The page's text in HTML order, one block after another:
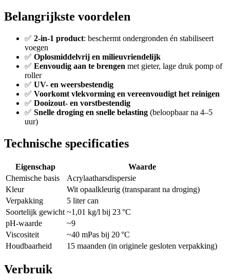
Belangrijkste voordelen
✅ 2-in-1 product: beschermt ondergronden én stabiliseert
voegen
✅ Oplosmiddelvrij en milieuvriendelijk
✅ Eenvoudig aan te brengen met gieter, lage druk pomp of
roller
✅ UV- en weersbestendig
✅ Voorkomt vlekvorming en vereenvoudigt het reinigen
✅ Dooizout- en vorstbestendig
✅ Snelle droging en snelle belasting (beloopbaar na 4–5
uur)
Technische specificaties
Eigenschap
Waarde
Chemische basis
Acrylaatharsdispersie
Kleur
Wit opaalkleurig (transparant na droging)
Verpakking
5 liter can
Soortelijk gewicht ~1,01 kg/l bij 23 °C
pH-waarde
~9
Viscositeit
~40 mPas bij 20 °C
Houdbaarheid
15 maanden (in originele gesloten verpakking)
Verbruik